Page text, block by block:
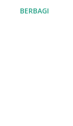
BERBAGI